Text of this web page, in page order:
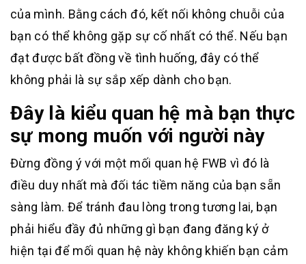
của mình. Bằng cách đó, kết nối không chuỗi của
bạn có thể không gặp sự cố nhất có thể. Nếu bạn
đạt được bất đồng về tình huống, đây có thể
không phải là sự sắp xếp dành cho bạn.
Đây là kiểu quan hệ mà bạn thực
sự mong muốn với người này
Đừng đồng ý với một mối quan hệ FWB vì đó là
điều duy nhất mà đối tác tiềm năng của bạn sẵn
sàng làm. Để tránh đau lòng trong tương lai, bạn
phải hiểu đầy đủ những gì bạn đang đăng ký ở
hiện tại để mối quan hệ này không khiến bạn cảm